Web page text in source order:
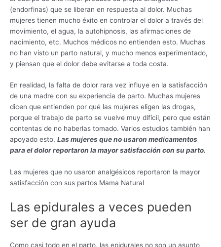
(endorfinas) que se liberan en respuesta al dolor. Muchas
mujeres tienen mucho éxito en controlar el dolor a través del
movimiento, el agua, la autohipnosis, las afirmaciones de
nacimiento, etc. Muchos médicos no entienden esto. Muchas
no han visto un parto natural, y mucho menos experimentado,
y piensan que el dolor debe evitarse a toda costa.
En realidad, la falta de dolor rara vez influye en la satisfacción
de una madre con su experiencia de parto. Muchas mujeres
dicen que entienden por qué las mujeres eligen las drogas,
porque el trabajo de parto se vuelve muy difícil, pero que están
contentas de no haberlas tomado. Varios estudios también han
apoyado esto. Las mujeres que no usaron medicamentos
para el dolor reportaron la mayor satisfacción con su parto.
Las mujeres que no usaron analgésicos reportaron la mayor
satisfacción con sus partos Mama Natural
Las epidurales a veces pueden
ser de gran ayuda
Como casi todo en el parto, las epidurales no son un asunto